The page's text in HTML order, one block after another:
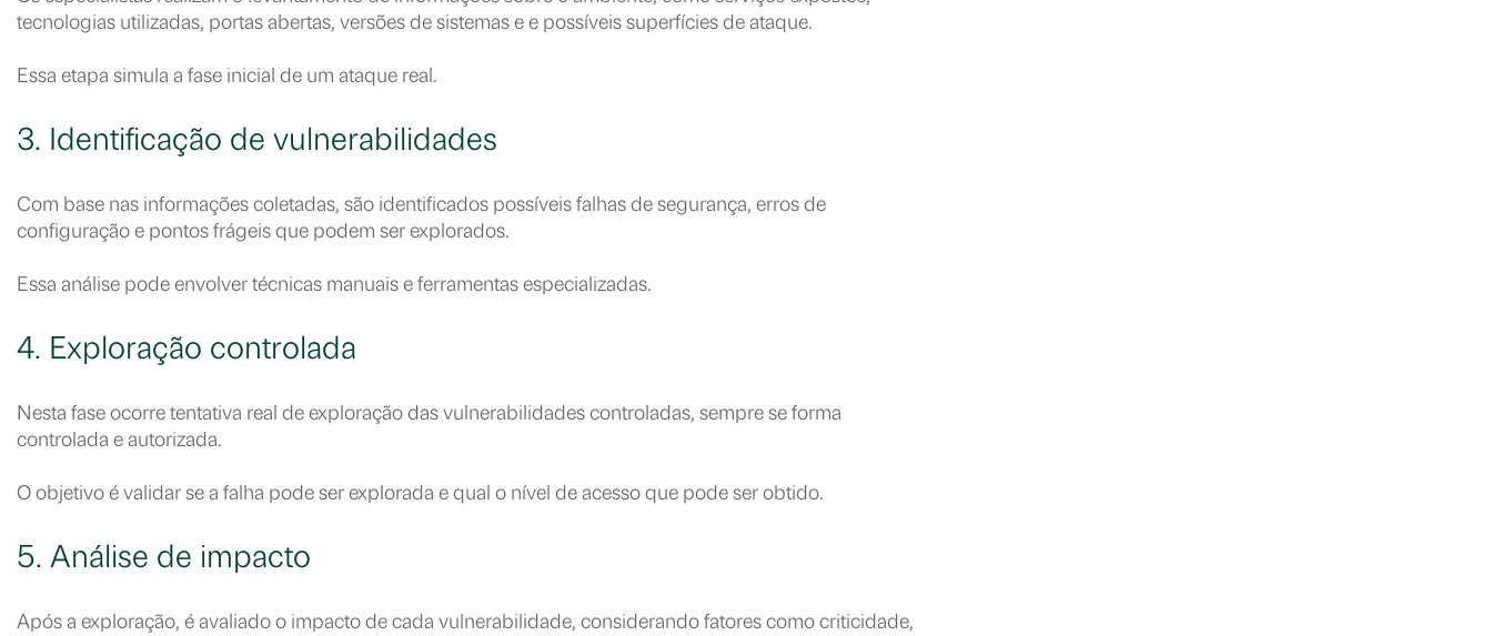
tecnologias utilizadas, portas abertas, versões de sistemas e e possíveis superfícies de ataque.
Essa etapa simula a fase inicial de um ataque real.
3. Identificação de vulnerabilidades
Com base nas informações coletadas, são identificados possíveis falhas de segurança, erros de
configuração e pontos frágeis que podem ser explorados.
Essa análise pode envolver técnicas manuais e ferramentas especializadas.
4. Exploração controlada
Nesta fase ocorre tentativa real de exploração das vulnerabilidades controladas, sempre se forma
controlada e autorizada.
O objetivo é validar se a falha pode ser explorada e qual o nível de acesso que pode ser obtido.
5. Análise de impacto
Após a exploração, é avaliado o impacto de cada vulnerabilidade, considerando fatores como criticidade,